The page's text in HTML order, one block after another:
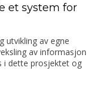
et system for
utvikling av egne
av informasjon
i dette prosjektet og